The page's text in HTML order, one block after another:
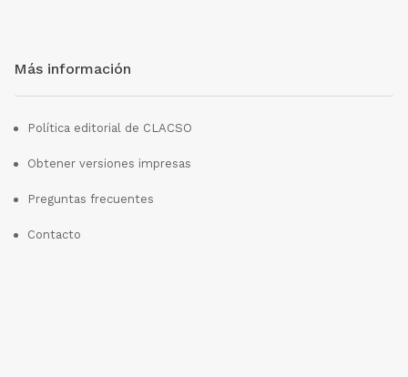
Más información
Política editorial de CLACSO
Obtener versiones impresas
Preguntas frecuentes
Contacto